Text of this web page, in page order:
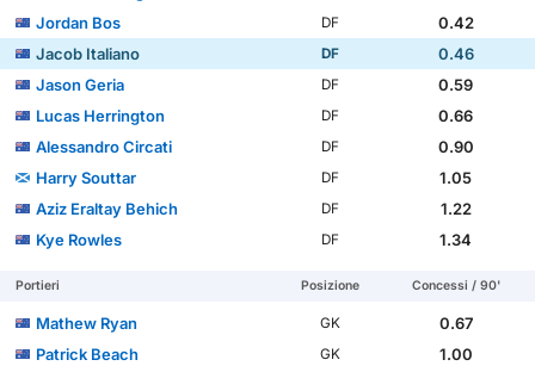
Jordan Bos
DF
0.42
Jacob Italiano
DF
0.46
Jason Geria
DF
0.59
Lucas Herrington
DF
0.66
Alessandro Circati
DF
0.90
Harry Souttar
DF
1.05
Aziz Eraltay Behich
DF
1.22
Kye Rowles
DF 1.34
Portieri Posizione Concessi / 90'
Mathew Ryan GK
0.67
Patrick Beach
GK 1.00